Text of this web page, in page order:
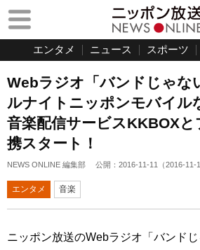
エンタメ ニュース スポーツ
Webラジオ「バンドじゃな
ルナイトニッポンモバイル
音楽配信サービスKKBOX
携スタート！
NEWS ONLINE 編集部 公開： 2016-11-11 （2016-11-
エンタメ 音楽
ニッポン放送のWebラジオ「バンド